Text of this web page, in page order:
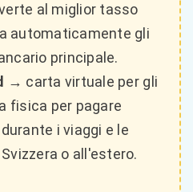
al miglior tasso
automaticamente gli
principale.
→ carta virtuale per gli
fisica per pagare
i viaggi e le
o all'estero.